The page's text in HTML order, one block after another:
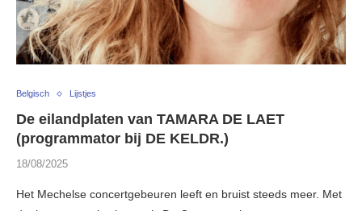
Belgisch Lijstjes
De eilandplaten van TAMARA DE LAET
(programmator bij DE KELDR.)
18/08/2025
Het Mechelse concertgebeuren leeft en bruist steeds meer. Met